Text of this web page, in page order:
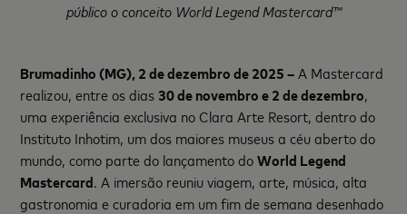
público o conceito World Legend Mastercard™
Brumadinho (MG), 2 de dezembro de 2025 –A Mastercard
realizou, entre os dias30 de novembro e 2 de dezembro,
uma experiência exclusiva no Clara Arte Resort, dentro do
Instituto Inhotim, um dos maiores museus a céu aberto do
mundo, como parte do lançamento doWorld Legend
Mastercard. A imersão reuniu viagem, arte, música, alta
gastronomia e curadoria em um fim de semana desenhado